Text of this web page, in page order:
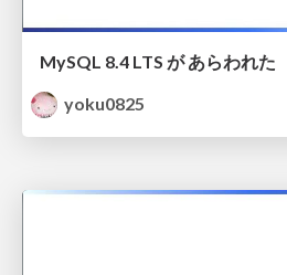
MySQL 8.4 LTS が あらわれた
yoku0825